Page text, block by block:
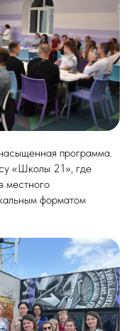
программа.
«Школы 21», где
местного
форматом